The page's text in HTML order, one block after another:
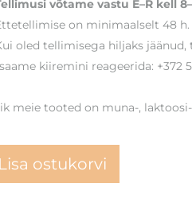
võtame vastu E–R kell
on minimaalselt 48 h.
oled tellimisega hiljaks
kiiremini reageerida: +372
meie tooted on muna-,
Lisa ostukorvi